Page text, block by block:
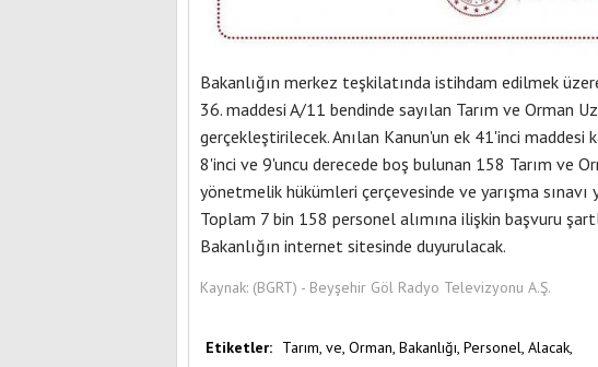
Bakanlığın merkez teşkilatında istihdam edilmek
36. maddesi A/11 bendinde sayılan Tarım ve Orman
gerçekleştirilecek. Anılan Kanun'un ek 41'inci maddesi
8'inci ve 9'uncu derecede boş bulunan 158 Tarım ve
yönetmelik hükümleri çerçevesinde ve yarışma
Toplam 7 bin 158 personel alımına ilişkin başvuru
Bakanlığın internet sitesinde duyurulacak.
Kaynak: (BGRT) - Beyşehir Göl Radyo Televizyonu A.Ş.
Etiketler: Tarım, ve, Orman, Bakanlığı, Personel, Alacak,